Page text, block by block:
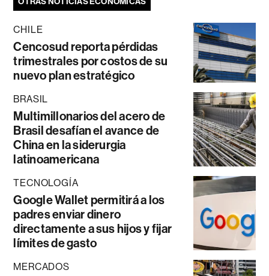
CHILE
Cencosud reporta pérdidas
trimestrales por costos de su
nuevo plan estratégico
BRASIL
Multimillonarios del acero de
Brasil desafían el avance de
China en la siderurgia
latinoamericana
TECNOLOGÍA
Google Wallet permitirá a los
padres enviar dinero
directamente a sus hijos y fijar
límites de gasto
MERCADOS